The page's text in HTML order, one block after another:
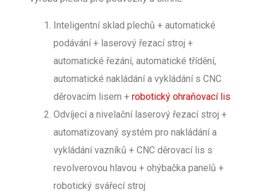
Inteligentní sklad plechů + automatické
podávání + laserový řezací stroj +
automatické řezání, automatické třídění,
automatické nakládání a vykládání s CNC
děrovacím lisem + robotický ohraňovací lis
Odvíjecí a nivelační laserový řezací stroj +
automatizovaný systém pro nakládání a
vykládání vazníků + CNC děrovací lis s
revolverovou hlavou + ohýbačka panelů +
robotický svářecí stroj